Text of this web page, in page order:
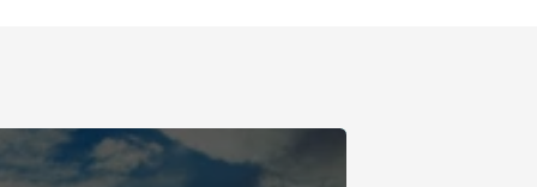
300 рублей за 9 часов в смену.